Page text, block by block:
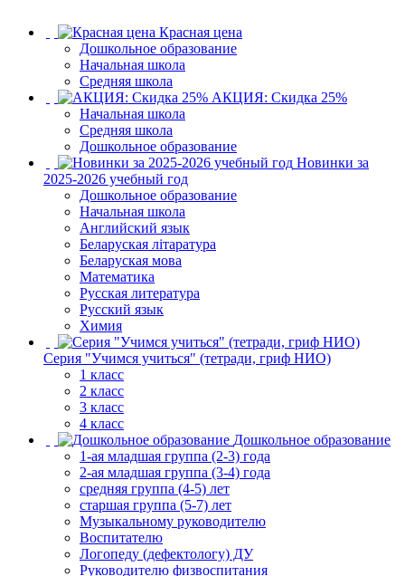
Красная цена
Дошкольное образование
Начальная школа
Средняя школа
АКЦИЯ: Скидка 25%
Начальная школа
Средняя школа
Дошкольное образование
Новинки за
2025-2026 учебный год
Дошкольное образование
Начальная школа
Английский язык
Беларуская літаратура
Беларуская мова
Математика
Русская литература
Русский язык
Химия
Серия "Учимся учиться" (тетради, гриф НИО)
1 класс
2 класс
3 класс
4 класс
Дошкольное образование
1-ая младшая группа (2-3) года
2-ая младшая группа (3-4) года
средняя группа (4-5) лет
старшая группа (5-7) лет
Музыкальному руководителю
Воспитателю
Логопеду (дефектологу) ДУ
Руководителю физвоспитания